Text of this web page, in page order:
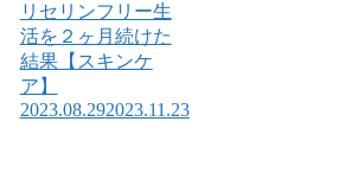
リセリンフリー生
活を２ヶ月続けた
結果【スキンケ
ア】
2023.08.292023.11.23